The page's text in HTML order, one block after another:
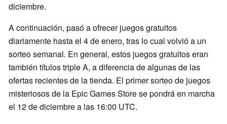
diciembre.
A continuación, pasó a ofrecer juegos gratuitos
diariamente hasta el 4 de enero, tras lo cual volvió a un
sorteo semanal. En general, estos juegos gratuitos eran
también títulos triple A, a diferencia de algunas de las
ofertas recientes de la tienda. El primer sorteo de juegos
misteriosos de la Epic Games Store se pondrá en marcha
el 12 de diciembre a las 16:00 UTC.